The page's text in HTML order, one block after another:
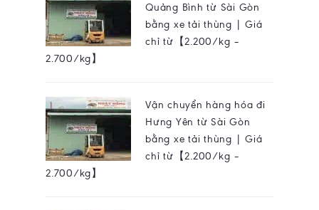
Quảng Bình từ Sài Gòn
bằng xe tải thùng | Giá
chỉ từ【2.200/kg –
2.700/kg】
Vận chuyển hàng hóa đi
Hưng Yên từ Sài Gòn
bằng xe tải thùng | Giá
chỉ từ【2.200/kg –
2.700/kg】